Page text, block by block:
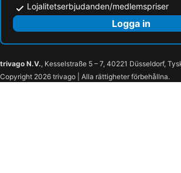
Lojalitetserbjudanden/medlemspriser
Logga in
trivago N.V., Kesselstraße 5 – 7, 40221 Düsseldorf,
Copyright 2026 trivago | Alla rättigheter förbehållna.